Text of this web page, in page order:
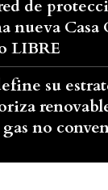
de
nueva Casa
LIBRE
su
no